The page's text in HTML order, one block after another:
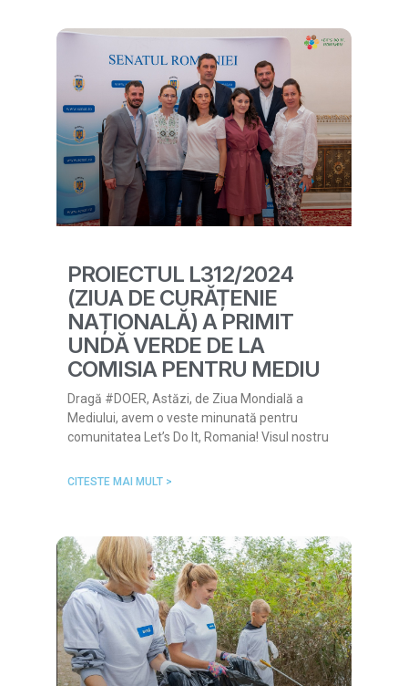
PROIECTUL L312/2024
(ZIUA DE CURĂȚENIE
NAȚIONALĂ) A PRIMIT
UNDĂ VERDE DE LA
COMISIA PENTRU MEDIU
Dragă #DOER, Astăzi, de Ziua Mondială a
Mediului, avem o veste minunată pentru
comunitatea Let’s Do It, Romania! Visul nostru
CITESTE MAI MULT >